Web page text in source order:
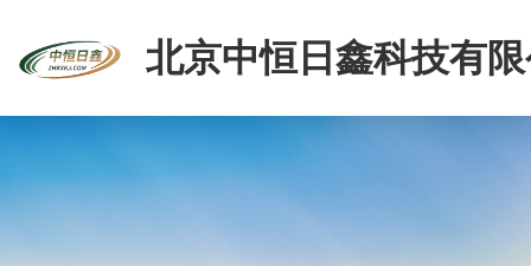
北京中恒日鑫科技有